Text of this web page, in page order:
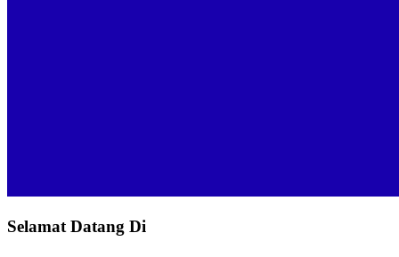
Selamat Datang Di